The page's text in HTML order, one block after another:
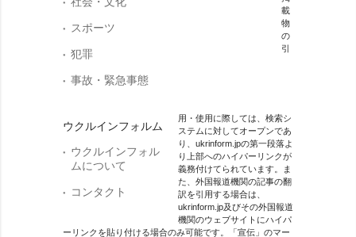
スポーツ
犯罪
事故・緊急事態
ウクルインフォルム
ウクルインフォル
ムについて
コンタクト
載
物
の
引
用・使用に際しては、検索シ
ステムに対してオープンであ
り、ukrinform.jpの第一段落よ
り上部へのハイパーリンクが
義務付けてられています。ま
た、外国報道機関の記事の翻
訳を引用する場合は、
ukrinform.jp及びその外国報道
機関のウェブサイトにハイパ
ーリンクを貼り付ける場合のみ可能です。「宣伝」のマー